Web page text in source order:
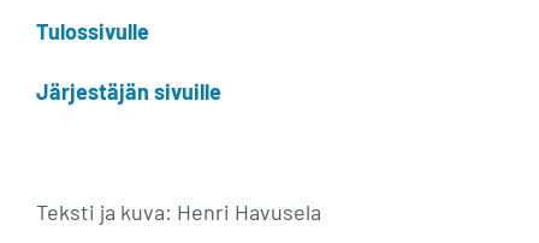
Tulossivulle
Järjestäjän sivuille
Teksti ja kuva: Henri Havusela